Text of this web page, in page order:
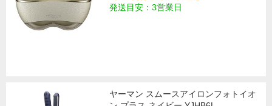
発送目安：3営業日
ヤーマン スムースアイロンフォトイオ